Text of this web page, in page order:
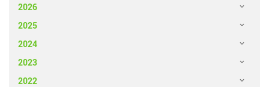
2026
2025
2024
2023
2022